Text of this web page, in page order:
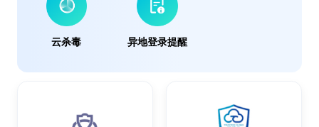
云杀毒 异地登录提醒